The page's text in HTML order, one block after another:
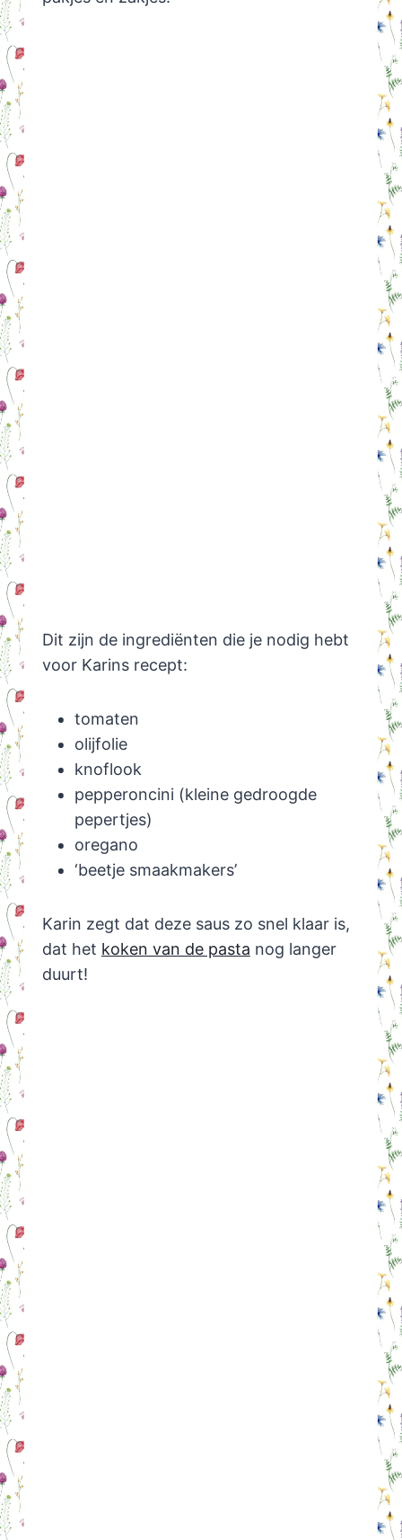
Dit zijn de ingrediënten die je nodig hebt
voor Karins recept:
tomaten
olijfolie
knoflook
pepperoncini (kleine gedroogde
pepertjes)
oregano
‘beetje smaakmakers’
Karin zegt dat deze saus zo snel klaar is,
dat het koken van de pasta nog langer
duurt!